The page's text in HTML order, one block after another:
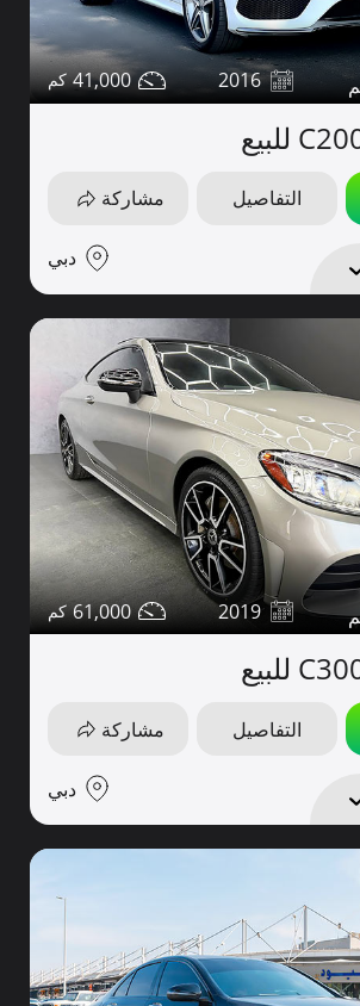
2016
41,000
التفاصيل مشاركة
دبي
2019
61,000
التفاصيل مشاركة
دبي